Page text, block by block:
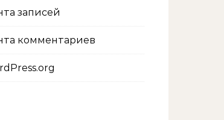
записей
комментариев